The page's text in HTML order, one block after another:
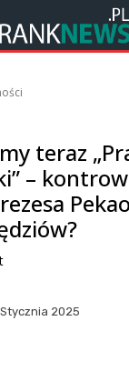
teraz
–
2025